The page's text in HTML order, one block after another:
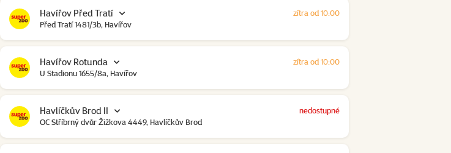
Havířov Před Tratí
Před Tratí 1481/3b, Havířov
zítra od 10:00
Havířov Rotunda
U Stadionu 1655/8a, Havířov
zítra od 10:00
Havlíčkův Brod II
OC Stříbrný dvůr Žižkova 4449, Havlíčkův Brod
nedostupné